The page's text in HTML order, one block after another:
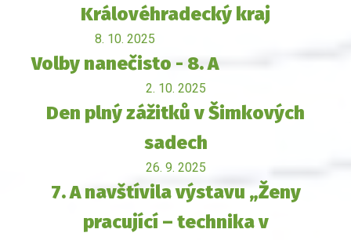
Královéhradecký kraj
8. 10. 2025
Volby nanečisto - 8. A
2. 10. 2025
Den plný zážitků v Šimkových
sadech
26. 9. 2025
7. A navštívila výstavu „Ženy
pracující – technika v